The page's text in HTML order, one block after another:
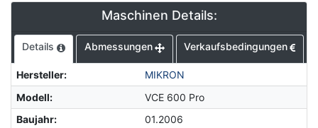
Maschinen Details:
Details Abmessungen Verkaufsbedingungen
Hersteller:
MIKRON
Modell:
VCE 600 Pro
Baujahr:
01.2006